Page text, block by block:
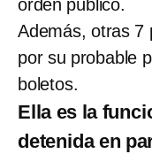
orden público.
Además, otras 7
por su probable
boletos.
Ella es la
detenida en